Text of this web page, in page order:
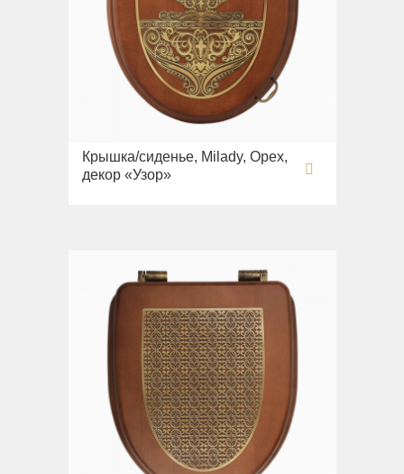
Крышка/сиденье, Milady, Орех,
декор «Узор»